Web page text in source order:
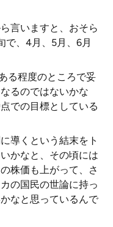
言いますと、おそら
で、4月、5月、6月
る程度のところで妥
るのではないかな
での目標としている
導くという結末をト
かなと、その頃には
株価も上がって、さ
の国民の世論に持っ
なと思っているんで